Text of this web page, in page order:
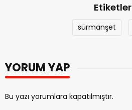
Etiketler
sürmanşet
YORUM YAP
Bu yazı yorumlara kapatılmıştır.